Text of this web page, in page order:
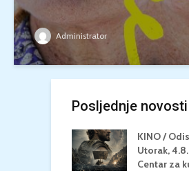
Administrator
Posljednje novosti
KINO /
Utorak,
Centar za